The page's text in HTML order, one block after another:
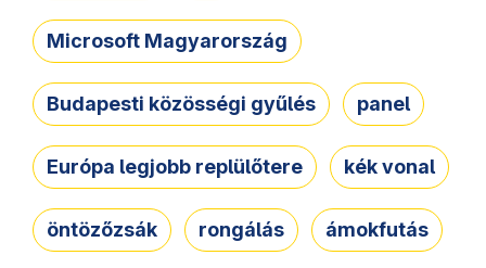
Microsoft Magyarország
Budapesti közösségi gyűlés panel
Európa legjobb replülőtere kék vonal
öntözőzsák rongálás ámokfutás